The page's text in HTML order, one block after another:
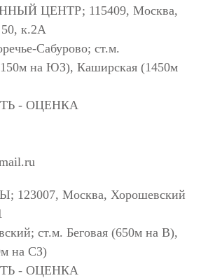
ЦЕНТР; 115409, Москва,
к.2А
Сабурово; ст.м.
на ЮЗ), Каширская (1450м
- ОЦЕНКА
Москва, Хорошевский
ст.м. Беговая (650м на В),
на СЗ)
- ОЦЕНКА